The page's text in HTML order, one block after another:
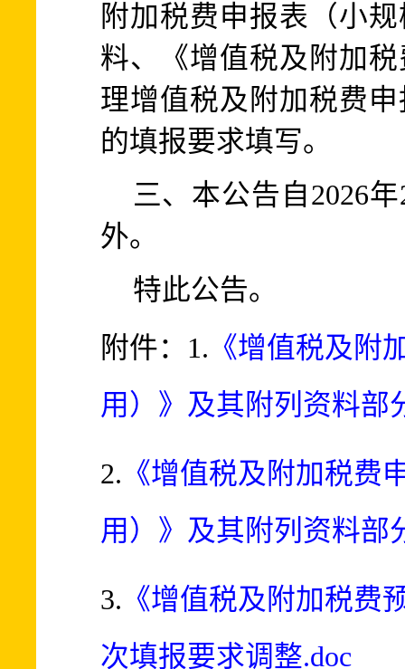
附加税费申报表（小
料、《增值税及附加
理增值税及附加税费
的填报要求填写。
三、本公告自2026
外。
特此公告。
附件：1. 《增值税及附
用）》及其附列资料部
2. 《增值税及附加税费
用）》及其附列资料部
3. 《增值税及附加税费
次填报要求调整.doc